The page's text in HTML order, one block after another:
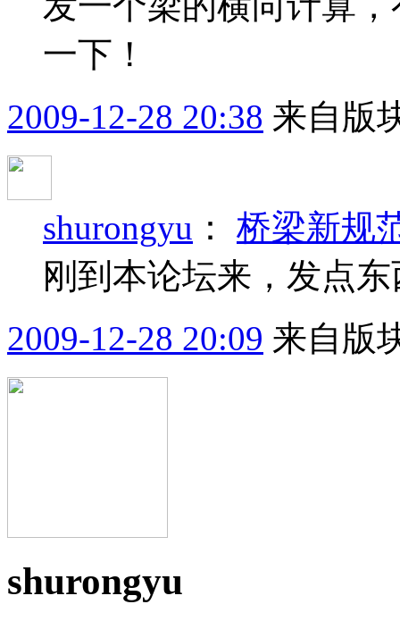
一下！
2009-12-28 20:38 来自版
shurongyu ： 桥梁新规
刚到本论坛来，发点
2009-12-28 20:09 来自版
shurongyu